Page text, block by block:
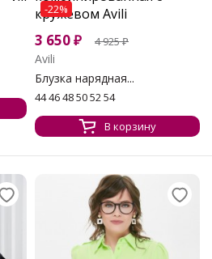
-22%
3 650₽ 4 925₽
Avili
Блузка нарядная...
44 46 48 50 52 54
В корзину